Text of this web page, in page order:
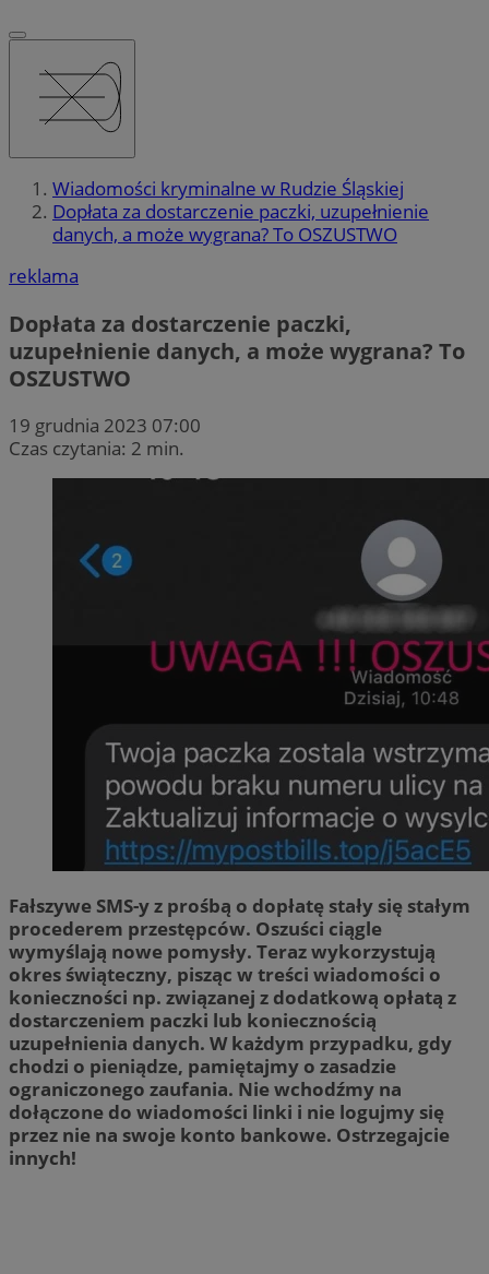
Wiadomości kryminalne w Rudzie Śląskiej
Dopłata za dostarczenie paczki, uzupełnienie
danych, a może wygrana? To OSZUSTWO
reklama
Dopłata za dostarczenie paczki,
uzupełnienie danych, a może wygrana? To
OSZUSTWO
19 grudnia 2023 07:00
Czas czytania: 2 min.
Fałszywe SMS-y z prośbą o dopłatę stały się stałym
procederem przestępców. Oszuści ciągle
wymyślają nowe pomysły. Teraz wykorzystują
okres świąteczny, pisząc w treści wiadomości o
konieczności np. związanej z dodatkową opłatą z
dostarczeniem paczki lub koniecznością
uzupełnienia danych. W każdym przypadku, gdy
chodzi o pieniądze, pamiętajmy o zasadzie
ograniczonego zaufania. Nie wchodźmy na
dołączone do wiadomości linki i nie logujmy się
przez nie na swoje konto bankowe. Ostrzegajcie
innych!